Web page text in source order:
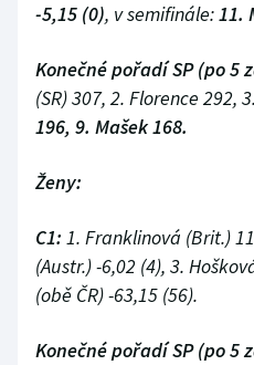
-5,15 (0), v semifinále:11.
Konečné pořadí SP (po 5
(SR) 307, 2. Florence 292,
196, 9. Mašek 168.
Ženy:
C1: 1. Franklinová (Brit.)
(Austr.) -6,02 (4), 3.
(obě ČR) -63,15 (56).
Konečné pořadí SP (po 5